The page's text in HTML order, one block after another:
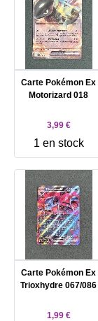
Carte Pokémon Ex
Motorizard 018
3,99 €
1 en stock
Carte Pokémon Ex
Trioxhydre 067/086
1,99 €